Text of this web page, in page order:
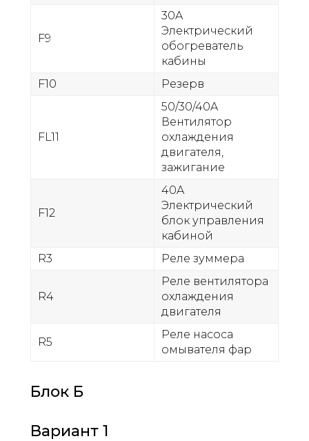
F9
30A
Электрический
обогреватель
кабины
F10
Резерв
FL11
50/30/40A
Вентилятор
охлаждения
двигателя,
зажигание
F12
40A
Электрический
блок управления
кабиной
R3
Реле зуммера
R4
Реле вентилятора
охлаждения
двигателя
R5
Реле насоса
омывателя фар
Блок Б
Вариант 1